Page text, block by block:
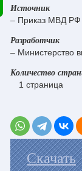
Источник
– Приказ МВД РФ
Разработчик
– Министерство
Количество
1 страница
Скачать